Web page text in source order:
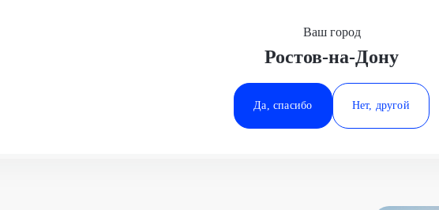
Минеральные Воды
Ростов-на-Дону
Ставрополь
Ваш город
Ростов-на-Дону
Да, спасибо Нет, другой